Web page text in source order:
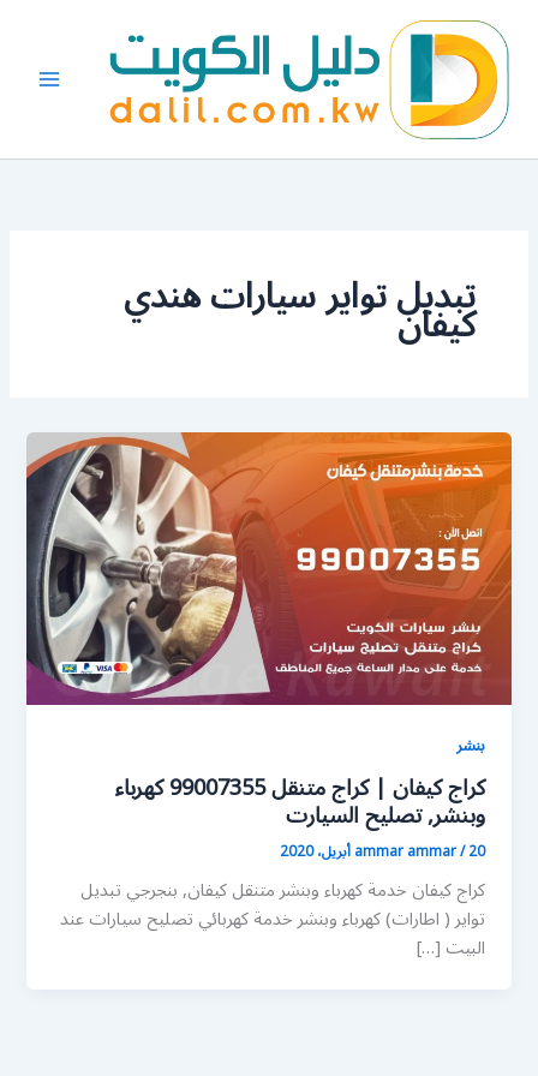
المحتوى
تبديل تواير سيارات هندي
كيفان
بنشر
كراج كيفان | كراج متنقل 99007355 كهرباء
وبنشر, تصليح السيارت
ammar ammar/20 أبريل، 2020
كراج كيفان خدمة كهرباء وبنشر متنقل كيفان, بنجرجي تبديل
تواير ( اطارات) كهرباء وبنشر خدمة كهربائي تصليح سيارات عند
البيت […]